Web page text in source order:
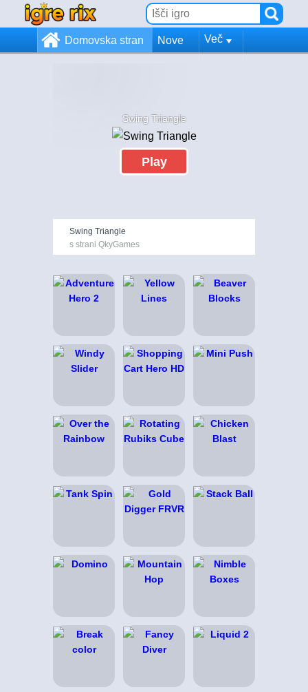
Domovska stran Nove Več
Swing Triangle
Play
Swing Triangle
s strani QkyGames